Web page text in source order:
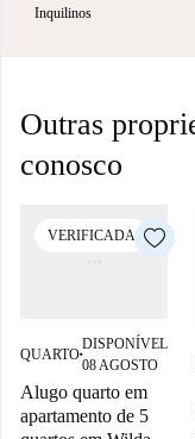
Inquilinos
Outras
conosco
VERIFICADA
QUARTO■
DISPONÍVEL
08 AGOSTO
Alugo quarto em
apartamento de 5